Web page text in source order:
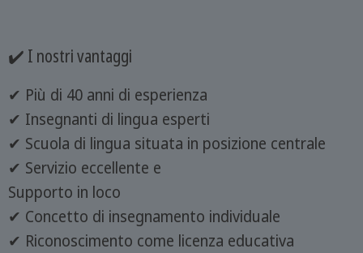
✔️ I nostri vantaggi
✔ Più di 40 anni di esperienza
✔ Insegnanti di lingua esperti
✔ Scuola di lingua situata in posizione centrale
✔ Servizio eccellente e
Supporto in loco
✔ Concetto di insegnamento individuale
✔ Riconoscimento come licenza educativa